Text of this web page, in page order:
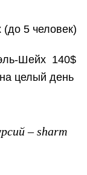
5 человек)
Шейх 140$
целый день
– sharm